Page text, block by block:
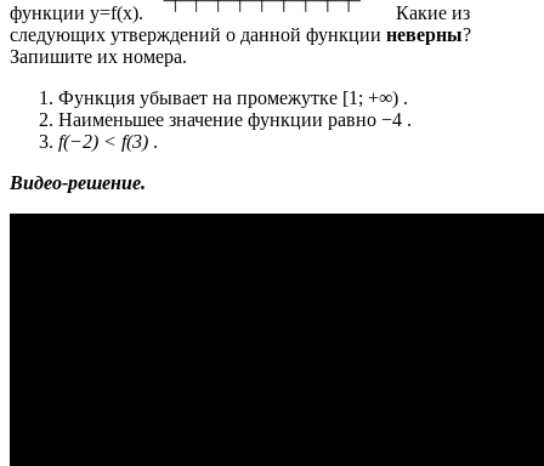
функции y=f(x).
Какие из
следующих утверждений о данной функции неверны?
Запишите их номера.
Функция убывает на промежутке [1; +∞) .
Наименьшее значение функции равно −4 .
f(−2) < f(3) .
Видео-решение.